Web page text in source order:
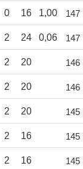
0 16 1,00 147
2 24 0,06 147
2 20 146
2 20 146
2 20 145
2 16 145
2 16 145